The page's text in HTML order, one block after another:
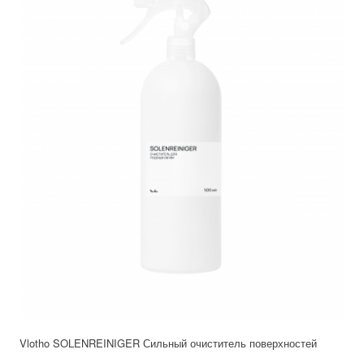
Vlotho SOLENREINIGER Сильный очиститель поверхностей